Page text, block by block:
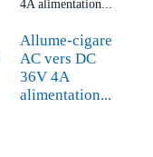
Allume-cigare
AC vers DC
36V 4A
alimentation...